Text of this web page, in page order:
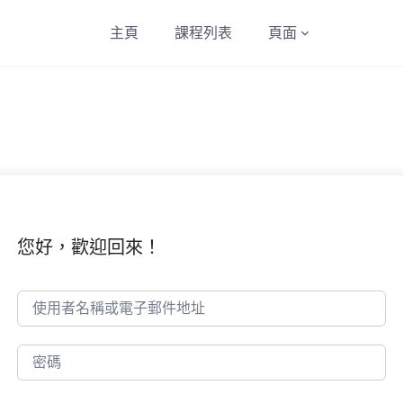
主頁 課程列表 頁面
您好，歡迎回來！